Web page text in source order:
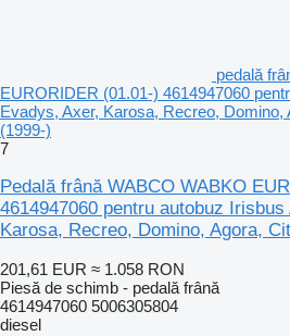
pedală
EURORIDER (01.01-) 4614947060
Evadys, Axer, Karosa, Recreo, Domino,
(1999-)
7
Pedală frână WABCO WABKO
4614947060 pentru autobuz
Karosa, Recreo, Domino, Agora,
201,61 EUR ≈ 1.058 RON
Piesă de schimb - pedală frână
4614947060 5006305804
diesel